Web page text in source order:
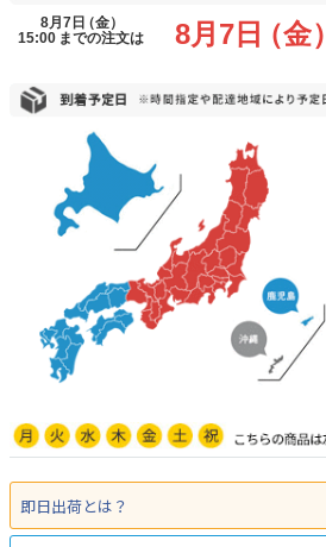
即日出荷とは？